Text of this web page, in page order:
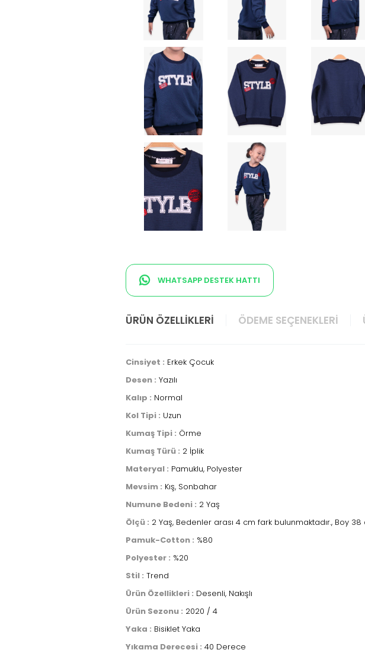
WHATSAPP DESTEK HATTI
ÜRÜN ÖZELLIKLERI ÖDEME SEÇENEKLERI
Cinsiyet : Erkek Çocuk
Desen : Yazılı
Kalıp : Normal
Kol Tipi : Uzun
Kumaş Tipi : Örme
Kumaş Türü : 2 İplik
Materyal : Pamuklu, Polyester
Mevsim : Kış, Sonbahar
Numune Bedeni : 2 Yaş
Ölçü : 2 Yaş, Bedenler arası 4 cm fark bulunmaktadır., Boy 38
Pamuk-Cotton : %80
Polyester : %20
Stil : Trend
Ürün Özellikleri : Desenli, Nakışlı
Ürün Sezonu : 2020 / 4
Yaka : Bisiklet Yaka
Yıkama Derecesi : 40 Derece